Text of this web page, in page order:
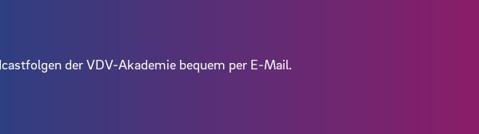
der VDV-Akademie bequem per E-Mail.